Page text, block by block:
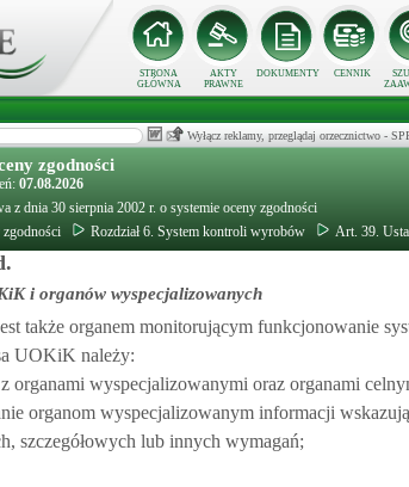
STRONA
GŁÓWNA
AKTY
PRAWNE
DOKUMENTY CENNIK
Wyłącz reklamy, przeglądaj orzecznictwo -
zgodności
07.08.2026
z dnia 30 sierpnia 2002 r. o systemie oceny zgodności
zgodności
Rozdział 6. System kontroli wyrobów Art. 39.
i organów wyspecjalizowanych
także organem monitorującym funkcjonowanie
UOKiK należy:
z organami wyspecjalizowanymi oraz organami
organom wyspecjalizowanym informacji
szczegółowych lub innych wymagań;